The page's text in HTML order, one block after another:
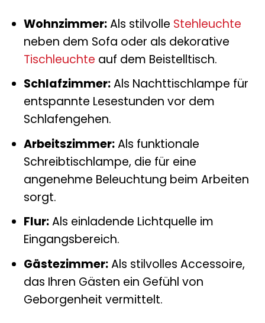
Wohnzimmer:Als stilvolle Stehleuchte
neben dem Sofa oder als dekorative
Tischleuchte auf dem Beistelltisch.
Schlafzimmer:Als Nachttischlampe für
entspannte Lesestunden vor dem
Schlafengehen.
Arbeitszimmer:Als funktionale
Schreibtischlampe, die für eine
angenehme Beleuchtung beim Arbeiten
sorgt.
Flur:Als einladende Lichtquelle im
Eingangsbereich.
Gästezimmer:Als stilvolles Accessoire,
das Ihren Gästen ein Gefühl von
Geborgenheit vermittelt.